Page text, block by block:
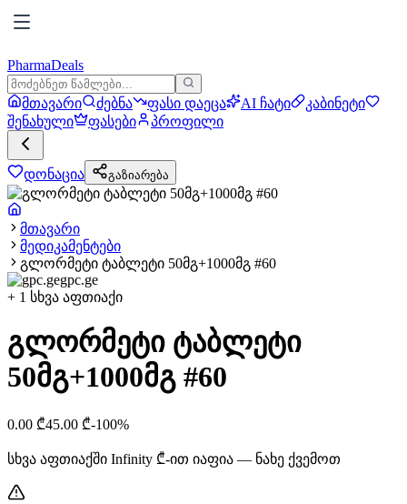
PharmaDeals
მთავარი ძებნა ფასი დაეცა AI ჩატი
კაბინეტი
შენახული
ფასები პროფილი
დონაცია გაზიარება
მთავარი
მედიკამენტები
გლორმეტი ტაბლეტი 50მგ+1000მგ #60
gpc.ge
+ 1 სხვა აფთიაქი
გლორმეტი ტაბლეტი
50მგ+1000მგ #60
0.00 ₾45.00 ₾-100%
სხვა აფთიაქში Infinity ₾-ით იაფია — ნახე ქვემოთ